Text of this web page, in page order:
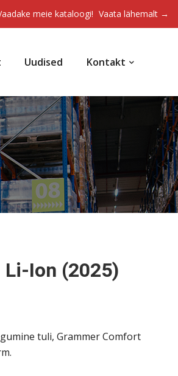
meie kataloogi! Vaata lähemalt →
Uudised Kontakt
Li-Ion (2025)
tuli, Grammer Comfort